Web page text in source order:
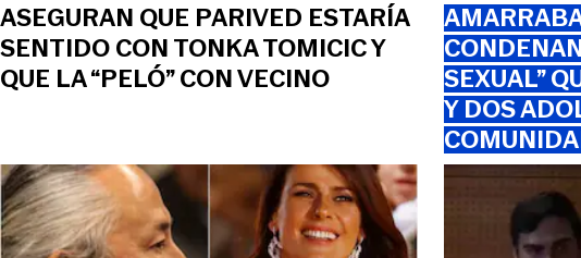
ASEGURAN QUE PARIVED ESTARÍA
SENTIDO CON TONKA TOMICIC Y
QUE LA “PELÓ” CON VECINO
SEXUAL”
Y DOS